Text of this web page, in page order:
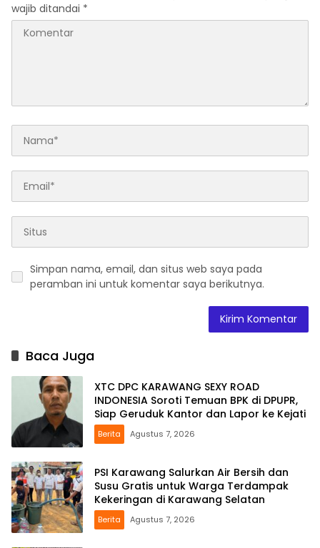
wajib ditandai *
Simpan nama, email, dan situs web saya pada
peramban ini untuk komentar saya berikutnya.
Baca Juga
XTC DPC KARAWANG SEXY ROAD
INDONESIA Soroti Temuan BPK di DPUPR,
Siap Geruduk Kantor dan Lapor ke Kejati
Berita Agustus 7, 2026
PSI Karawang Salurkan Air Bersih dan
Susu Gratis untuk Warga Terdampak
Kekeringan di Karawang Selatan
Berita Agustus 7, 2026